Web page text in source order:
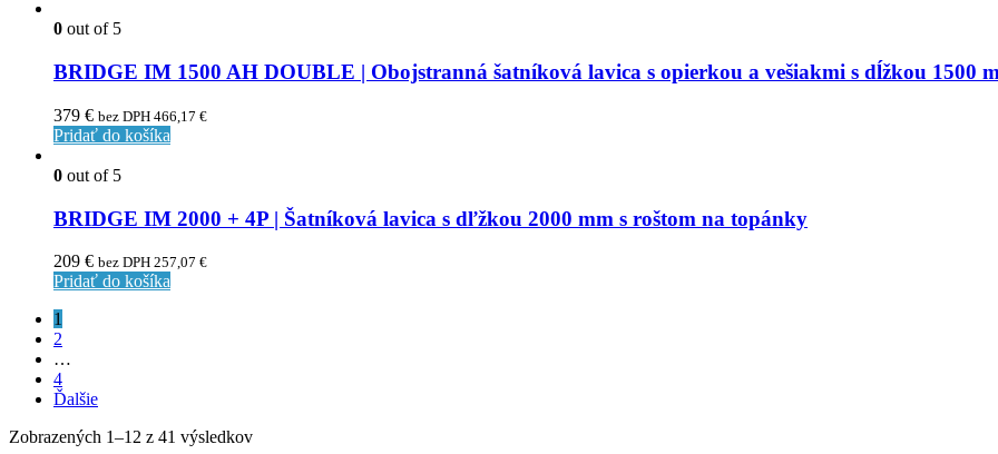
0 out of 5
BRIDGE IM 1500 AH DOUBLE | Obojstranná šatníková lavica s opierkou a vešiakmi s dĺžkou 1500
379 € bez DPH 466,17 €
Pridať do košíka
0 out of 5
BRIDGE IM 2000 + 4P | Šatníková lavica s dľžkou 2000 mm s roštom na topánky
209 € bez DPH 257,07 €
Pridať do košíka
1
2
…
4
Ďalšie
Zobrazených 1–12 z 41 výsledkov